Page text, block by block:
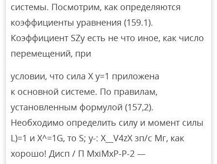
системы. Посмотрим, как определяются
коэффициенты уравнения (159.1).
Коэффициент SZy есть не что иное, как число
перемещений, при
условии, что сила X y=1 приложена
к основной системе. По правилам,
установленным формулой (157,2).
Необходимо определить силу и момент силы
L)=1 и X^=1G, то S; y-: Х__V4zX зп/с Мг, как
хорошо! Дисп / П MxiMxP-Р-2 —